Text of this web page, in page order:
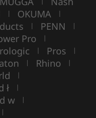
| OKUMA |
| PENN |
Pro |
| Pros |
| Rhino |
|
ł |
w |
|